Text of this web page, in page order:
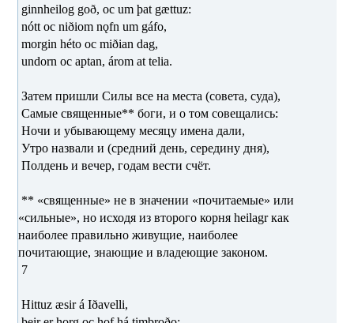
ginnheilog goð, oc um þat gættuz:
nótt oc niðiom nǫfn um gáfo,
morgin héto oc miðian dag,
undorn oc aptan, árom at telia.
Затем пришли Силы все на места (совета, суда),
Самые священные** боги, и о том совещались:
Ночи и убывающему месяцу имена дали,
Утро назвали и (средний день, середину дня),
Полдень и вечер, годам вести счёт.
** «священные» не в значении «почитаемые» или
«сильные», но исходя из второго корня heilagr как
наиболее правильно живущие, наиболее
почитающие, знающие и владеющие законом.
7
Hittuz æsir á Iðavelli,